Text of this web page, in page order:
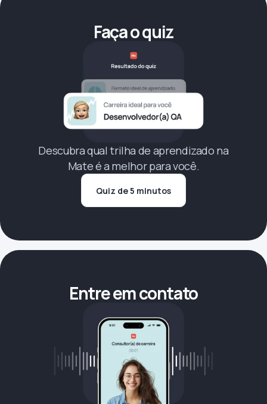
Faça o quiz
Descubra qual trilha de aprendizado na
Mate é a melhor para você.
Quiz de 5 minutos
Entre em contato